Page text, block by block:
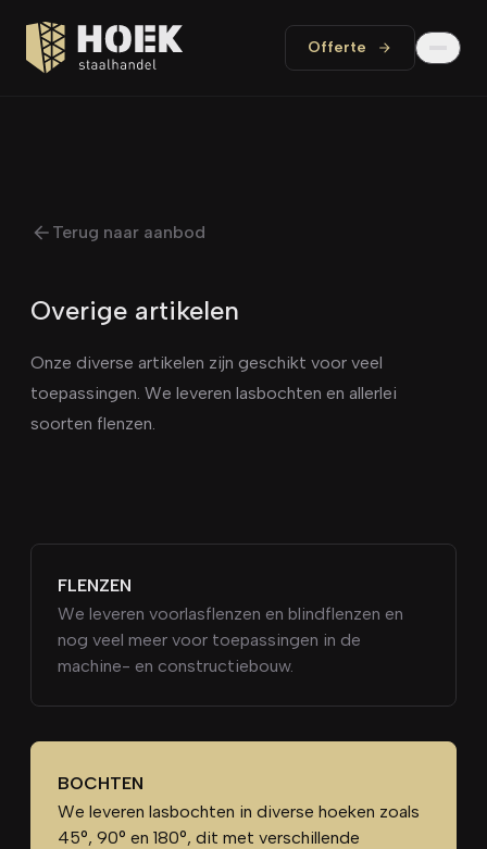
Offerte
Terug naar aanbod
Overige artikelen
Onze diverse artikelen zijn geschikt voor veel
toepassingen. We leveren lasbochten en allerlei
soorten flenzen.
FLENZEN
We leveren voorlasflenzen en blindflenzen en
nog veel meer voor toepassingen in de
machine- en constructiebouw.
BOCHTEN
We leveren lasbochten in diverse hoeken zoals
45°, 90° en 180°, dit met verschillende